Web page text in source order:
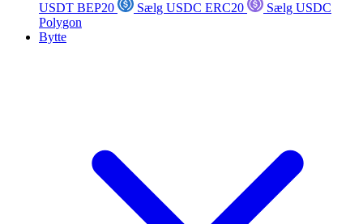
USDT BEP20
Sælg USDC ERC20
Sælg USDC
Polygon
Bytte